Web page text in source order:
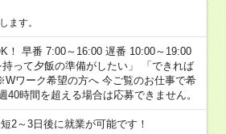
ます。
！ 早番 7:00～16:00 遅番 10:00～19:00
って夕飯の準備がしたい」 「できれば
ワーク希望の方へ 今ご覧のお仕事で希
時間を超える場合は応募できません。
2～3日後に就業が可能です！